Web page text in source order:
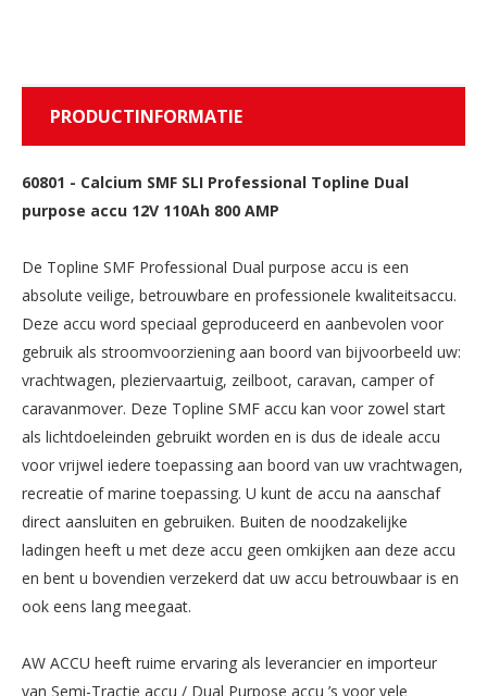
PRODUCTINFORMATIE
60801 - Calcium SMF SLI Professional Topline Dual
purpose accu 12V 110Ah 800 AMP
De Topline SMF Professional Dual purpose accu is een
absolute veilige, betrouwbare en professionele kwaliteitsaccu.
Deze accu word speciaal geproduceerd en aanbevolen voor
gebruik als stroomvoorziening aan boord van bijvoorbeeld uw:
vrachtwagen, pleziervaartuig, zeilboot, caravan, camper of
caravanmover. Deze Topline SMF accu kan voor zowel start
als lichtdoeleinden gebruikt worden en is dus de ideale accu
voor vrijwel iedere toepassing aan boord van uw vrachtwagen,
recreatie of marine toepassing. U kunt de accu na aanschaf
direct aansluiten en gebruiken. Buiten de noodzakelijke
ladingen heeft u met deze accu geen omkijken aan deze accu
en bent u bovendien verzekerd dat uw accu betrouwbaar is en
ook eens lang meegaat.
AW ACCU heeft ruime ervaring als leverancier en importeur
van Semi-Tractie accu / Dual Purpose accu ’s voor vele